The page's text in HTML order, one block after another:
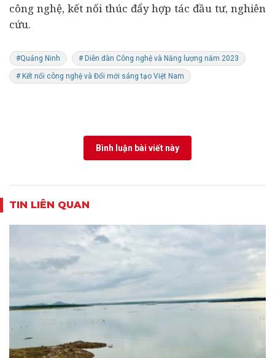
công nghệ, kết nối thúc đẩy hợp tác đầu tư, nghiên
cứu.
#Quảng Ninh # Diễn đàn Công nghệ và Năng lượng năm 2023
# Kết nối công nghệ và Đổi mới sáng tạo Việt Nam
Bình luận bài viết này
TIN LIÊN QUAN